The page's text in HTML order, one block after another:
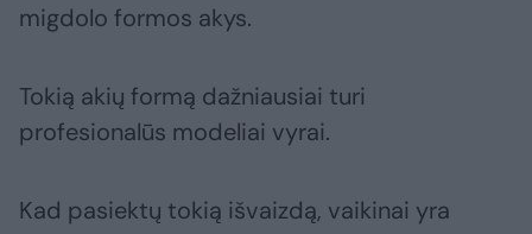
migdolo formos akys.
Tokią akių formą dažniausiai turi
profesionalūs modeliai vyrai.
Kad pasiektų tokią išvaizdą, vaikinai yra